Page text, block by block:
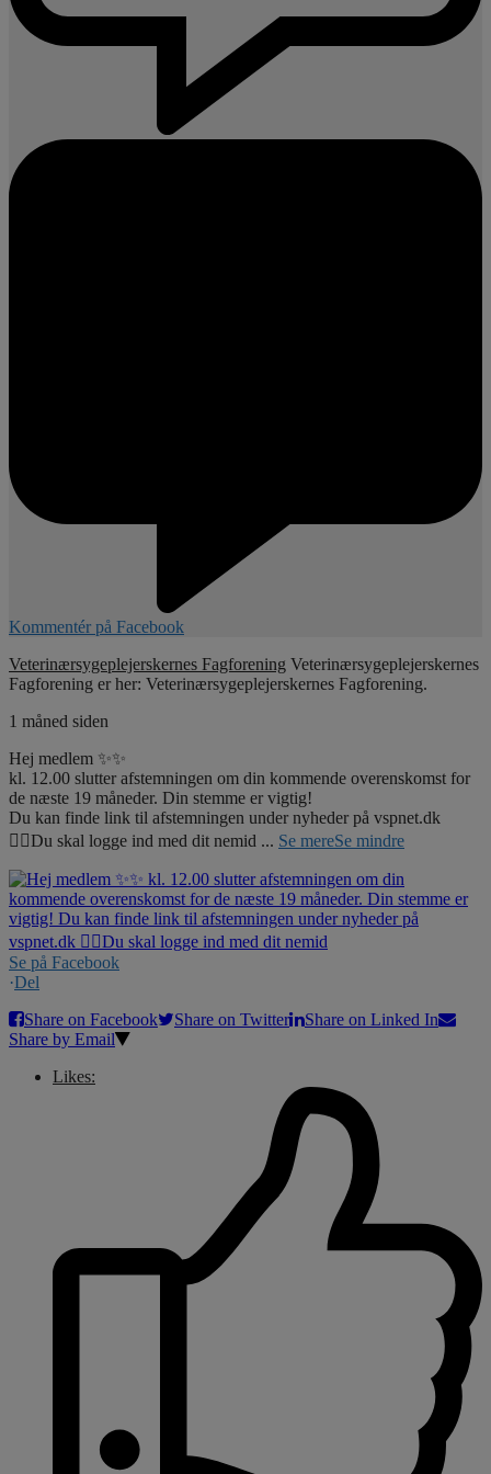
Kommentér på Facebook
Veterinærsygeplejerskernes Fagforening Veterinærsygeplejerskernes
Fagforening er her: Veterinærsygeplejerskernes Fagforening.
1 måned siden
Hej medlem ✨✨
kl. 12.00 slutter afstemningen om din kommende overenskomst for
de næste 19 måneder. Din stemme er vigtig!
Du kan finde link til afstemningen under nyheder på vspnet.dk
☝🏼Du skal logge ind med dit nemid ... Se mereSe mindre
Se på Facebook
·Del
Share on Facebook
Share on Twitter
Share on Linked In
Share by Email
Likes: